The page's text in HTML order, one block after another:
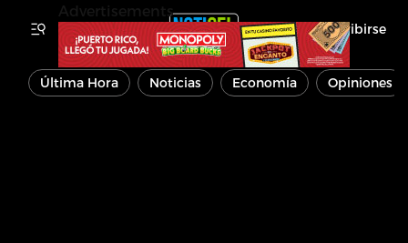
Inscribirse
Última Hora Noticias Economía Opiniones
Advertisements